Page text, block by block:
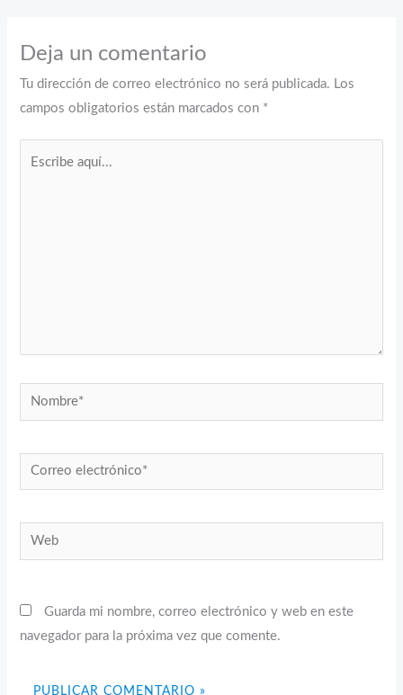
Deja un comentario
Tu dirección de correo electrónico no será publicada. Los
campos obligatorios están marcados con *
Nombre*
Correo
electrónico*
Web
Guarda mi nombre, correo electrónico y web en este
navegador para la próxima vez que comente.